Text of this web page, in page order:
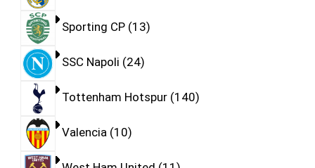
Sporting CP 13
SSC Napoli 24
Tottenham Hotspur 140
Valencia 10